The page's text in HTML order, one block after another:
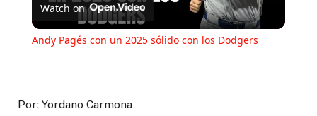
Video
Watch on
Andy Pagés con un 2025 sólido con los Dodgers
Por: Yordano Carmona